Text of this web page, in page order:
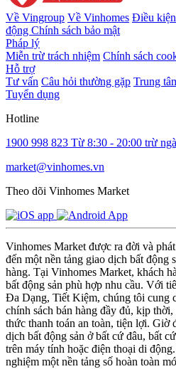
Về Vingroup Về Vinhomes Điều
động Chính sách bảo mật
Pháp lý
Miễn trừ trách nhiệm Chính sách
Hỗ trợ
Tư vấn Câu hỏi thường gặp Trung
Tuyển dụng
Hotline
1900 998 823 Từ 8:30 - 20:00 trừ
market@vinhomes.vn
Theo dõi Vinhomes Market
Vinhomes Market được ra đời và
đến một nền tảng giao dịch bất động
hàng. Tại Vinhomes Market, khách
bất động sản phù hợp nhu cầu. Với
Đa Dạng, Tiết Kiệm, chúng tôi cung
chính sách bán hàng đầy đủ, kịp
thức thanh toán an toàn, tiện lợi. Giờ
dịch bất động sản ở bất cứ đâu, bất
trên máy tính hoặc điện thoại di
nghiệm một nền tảng số hoàn toàn